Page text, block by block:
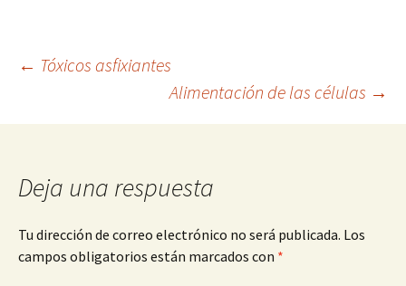
Navegación
de
entradas
← Tóxicos asfixiantes
Alimentación de las células →
Deja una respuesta
Tu dirección de correo electrónico no será publicada. Los
campos obligatorios están marcados con *